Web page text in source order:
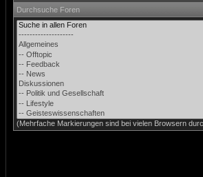
Durchsuche Foren
(Mehrfache Markierungen sind bei vielen Browsern